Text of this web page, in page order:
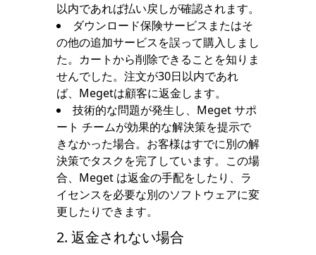
以内であれば払い戻しが確認されます。
ダウンロード保険サービスまたはそ
の他の追加サービスを誤って購入しまし
た。カートから削除できることを知りま
せんでした。注文が30日以内であれ
ば、Megetは顧客に返金します。
技術的な問題が発生し、Meget サポ
ート チームが効果的な解決策を提示で
きなかった場合。お客様はすでに別の解
決策でタスクを完了しています。この場
合、Meget は返金の手配をしたり、ラ
イセンスを必要な別のソフトウェアに変
更したりできます。
2. 返金されない場合